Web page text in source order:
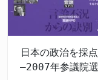
日本の政治を採
―2007年参議院選